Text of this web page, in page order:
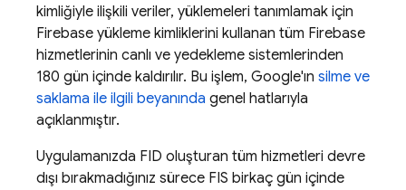
kimliğiyle ilişkili veriler, yüklemeleri tanımlamak için
Firebase yükleme kimliklerini kullanan tüm Firebase
hizmetlerinin canlı ve yedekleme sistemlerinden
180 gün içinde kaldırılır. Bu işlem, Google'ın silme ve
saklama ile ilgili beyanında genel hatlarıyla
açıklanmıştır.
Uygulamanızda FID oluşturan tüm hizmetleri devre
dışı bırakmadığınız sürece FIS birkaç gün içinde